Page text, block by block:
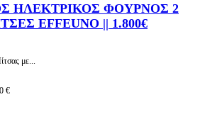
ΗΛΕΚΤΡΙΚΟΣ ΦΟΥΡΝΟΣ 2
EFFEUNO || 1.800€
με...
€